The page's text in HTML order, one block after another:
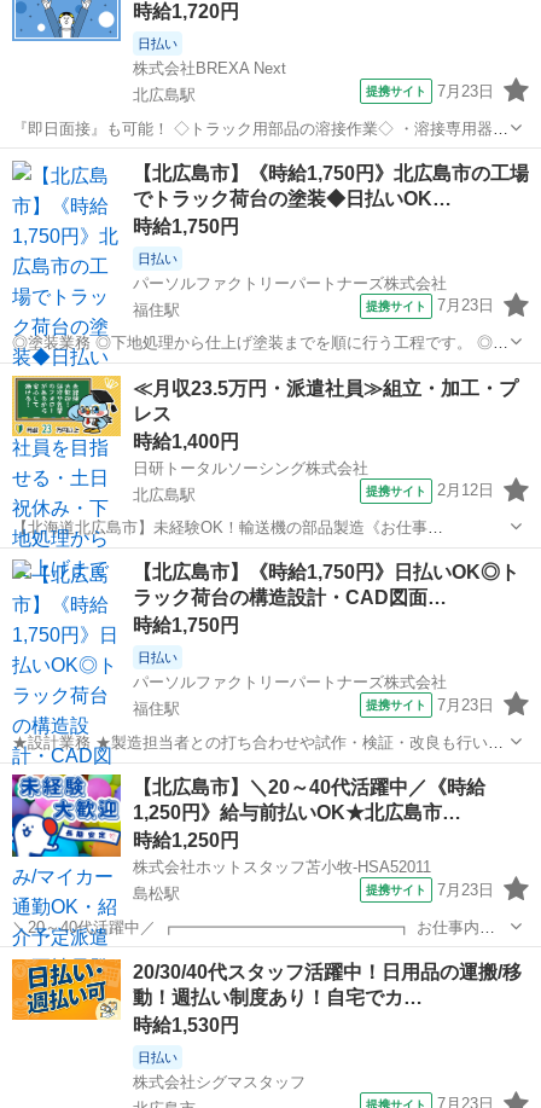
時給1,720円
日払い
株式会社BREXA Next
北広島駅
提携サイト 7月23日
『即日面接』も可能！ ◇トラック用部品の溶接作業◇ ・溶接専用器具
を用いてトラックの本体に溶接していく作業 ★安心な工場見学あり♪
★休出少なめで予定も立てやすい！ ※試用期間あり(2週間)時給変動な
し 【月収例】...
北海道 北広島市 北広島駅 工場
【北広島市】《時給1,750円》北広島市の工場
でトラック荷台の塗装◆日払いOK…
時給1,750円
日払い
パーソルファクトリーパートナーズ株式会社
福住駅
提携サイト 7月23日
◎塗装業務 ◎下地処理から仕上げ塗装までを順に行う工程です。 ◎ト
ラックの荷台部分の塗装作業を担当いただきます。 ◎未経験でも安心!
専門的な技術は作業を通じて習得できます。 ※無理のない作業環境
北海道 北広島市 福住駅 工場
≪月収23.5万円・派遣社員≫組立・加工・プ
レス
時給1,400円
日研トータルソーシング株式会社
北広島駅
提携サイト 2月12日
【北海道北広島市】未経験OK！輸送機の部品製造《お仕事
No.1A022》 お仕事について トラック・トレーラー等の輸送用車両に
使用される部品製造を行います。主に部品の組立・加工及び検査作業
です。各工程において、定められた手...
北海道 北広島市 北広島駅 その他
【北広島市】《時給1,750円》日払いOK◎ト
ラック荷台の構造設計・CAD図面…
時給1,750円
日払い
パーソルファクトリーパートナーズ株式会社
福住駅
提携サイト 7月23日
★設計業務 ★製造担当者との打ち合わせや試作・検証・改良も行いま
す。 ★トラックの荷台設計を担当し、構造設計やCADによる図面作成
を行います。 ★未経験者も応募可能!やりがいのあるものづくりの仕事
です。 ※工場内勤務で専門的...
北海道 北広島市 福住駅
【北広島市】＼20～40代活躍中／《時給
1,250円》給与前払いOK★北広島市…
時給1,250円
株式会社ホットスタッフ苫小牧-HSA52011
島松駅
提携サイト 7月23日
＼20～40代活躍中／ ┏━━━━━━━━━━━━━━┓ お仕事内容
━━━━━━━━━━━━━━┛ 【求人No.】2274 旬の美味しい野菜
を各地へお届けする前の 大切な選別のお仕事♪ ・じゃがいもの形や大
きさごと...
北海道 北広島市 島松駅 仕分け
20/30/40代スタッフ活躍中！日用品の運搬/移
動！週払い制度あり！自宅でカ…
時給1,530円
日払い
株式会社シグマスタッフ
提携サイト 7月23日